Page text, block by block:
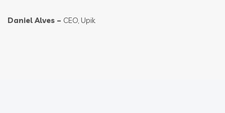
Daniel Alves – CEO, Upik